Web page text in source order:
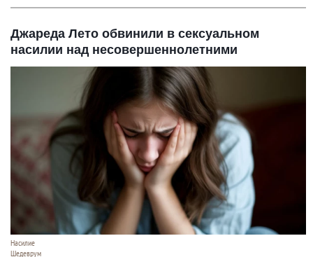
Джареда Лето обвинили в сексуальном
насилии над несовершеннолетними
Насилие
Шедеврум